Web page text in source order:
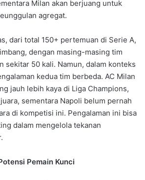
Milan akan berjuang untuk
agregat.
dari total 150+ pertemuan di Serie A,
dengan masing-masing tim
sekitar 50 kali. Namun, dalam konteks
kedua tim berbeda. AC Milan
jauh lebih kaya di Liga Champions,
sementara Napoli belum pernah
di kompetisi ini. Pengalaman ini bisa
dalam mengelola tekanan
Pemain Kunci